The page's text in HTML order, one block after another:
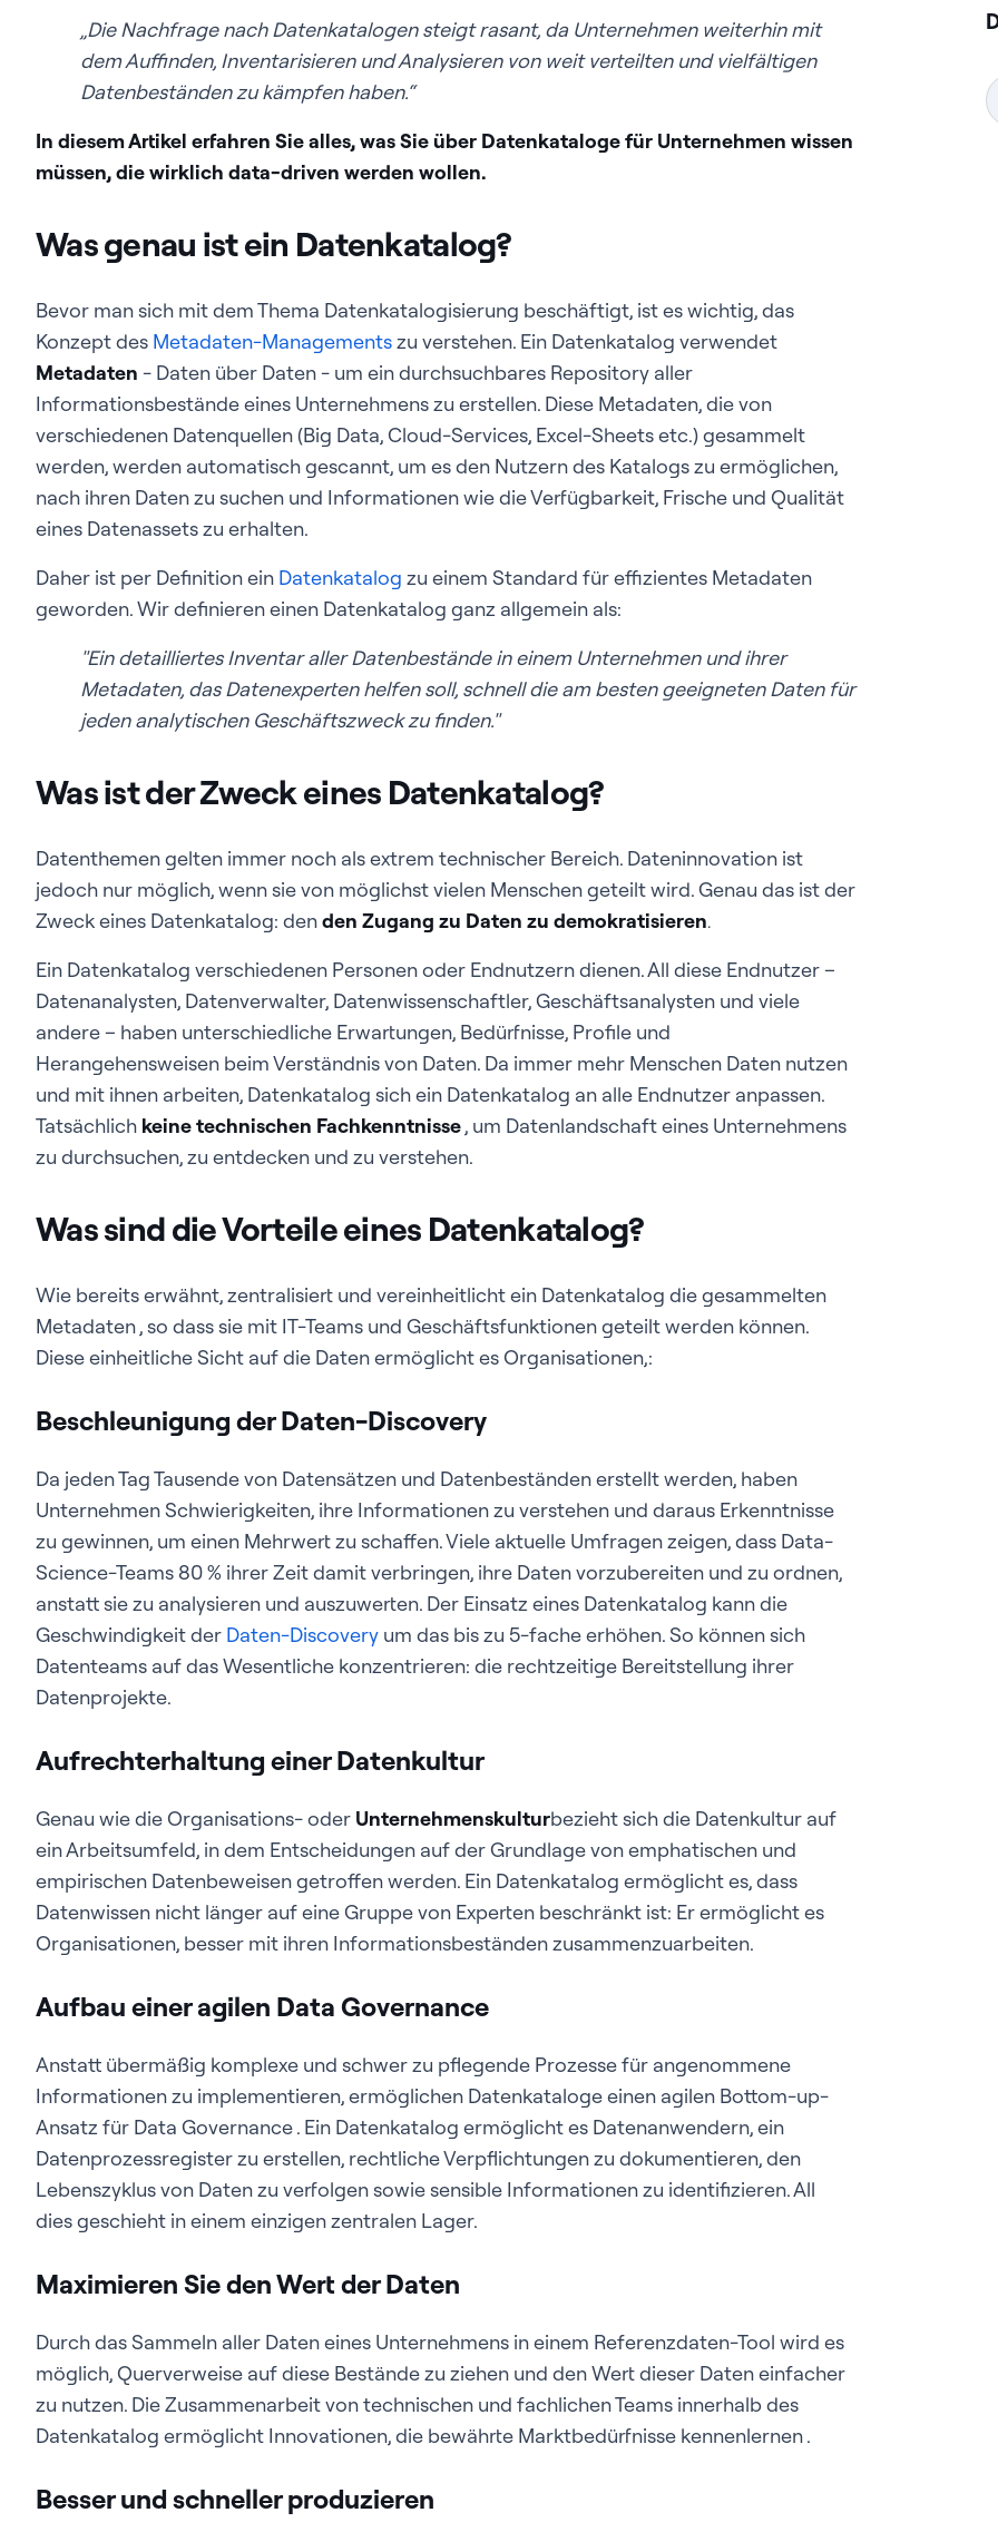
„Die Nachfrage nach Datenkatalogen steigt rasant, da Unternehmen weiterhin mit
dem Auffinden, Inventarisieren und Analysieren von weit verteilten und vielfältigen
Datenbeständen zu kämpfen haben.“
In diesem Artikel erfahren Sie alles, was Sie über Datenkataloge für Unternehmen wissen
müssen, die wirklich data-driven werden wollen.
Was genau ist ein Datenkatalog?
Bevor man sich mit dem Thema Datenkatalogisierung beschäftigt, ist es wichtig, das
Konzept des Metadaten-Managementszu verstehen. Ein Datenkatalog verwendet
Metadaten - Daten über Daten - um ein durchsuchbares Repository aller
Informationsbestände eines Unternehmens zu erstellen. Diese Metadaten, die von
verschiedenen Datenquellen (Big Data, Cloud-Services, Excel-Sheets etc.) gesammelt
werden, werden automatisch gescannt, um es den Nutzern des Katalogs zu ermöglichen,
nach ihren Daten zu suchen und Informationen wie die Verfügbarkeit, Frische und Qualität
eines Datenassets zu erhalten.
Daher ist per Definition ein Datenkatalog zu einem Standard für effizientes Metadaten
geworden. Wir definieren einen Datenkatalog ganz allgemein als:
"Ein detailliertes Inventar aller Datenbestände in einem Unternehmen und ihrer
Metadaten, das Datenexperten helfen soll, schnell die am besten geeigneten Daten für
jeden analytischen Geschäftszweck zu finden."
Was ist der Zweck eines Datenkatalog?
Datenthemen gelten immer noch als extrem technischer Bereich. Dateninnovation ist
jedoch nur möglich, wenn sie von möglichst vielen Menschen geteilt wird. Genau das ist der
Zweck eines Datenkatalog: denden Zugang zu Daten zu demokratisieren.
Ein Datenkatalog verschiedenen Personen oder Endnutzern dienen. All diese Endnutzer –
Datenanalysten, Datenverwalter, Datenwissenschaftler, Geschäftsanalysten und viele
andere – haben unterschiedliche Erwartungen, Bedürfnisse, Profile und
Herangehensweisen beim Verständnis von Daten. Da immer mehr Menschen Daten nutzen
und mit ihnen arbeiten, Datenkatalog sich ein Datenkatalog an alle Endnutzer anpassen.
Tatsächlich keine technischen Fachkenntnisse, um Datenlandschaft eines Unternehmens
zu durchsuchen, zu entdecken und zu verstehen.
Was sind die Vorteile eines Datenkatalog?
Wie bereits erwähnt, zentralisiert und vereinheitlicht ein Datenkatalog die gesammelten
Metadaten , so dass sie mit IT-Teams und Geschäftsfunktionen geteilt werden können.
Diese einheitliche Sicht auf die Daten ermöglicht es Organisationen,:
Beschleunigung der Daten-Discovery
Da jeden Tag Tausende von Datensätzen und Datenbeständen erstellt werden, haben
Unternehmen Schwierigkeiten, ihre Informationen zu verstehen und daraus Erkenntnisse
zu gewinnen, um einen Mehrwert zu schaffen. Viele aktuelle Umfragen zeigen, dass Data-
Science-Teams 80 % ihrer Zeit damit verbringen, ihre Daten vorzubereiten und zu ordnen,
anstatt sie zu analysieren und auszuwerten. Der Einsatz eines Datenkatalog kann die
Geschwindigkeit der Daten-Discovery um das bis zu 5-fache erhöhen. So können sich
Datenteams auf das Wesentliche konzentrieren: die rechtzeitige Bereitstellung ihrer
Datenprojekte.
Aufrechterhaltung einer Datenkultur
Genau wie die Organisations- oder Unternehmenskulturbezieht sich die Datenkultur auf
ein Arbeitsumfeld, in dem Entscheidungen auf der Grundlage von emphatischen und
empirischen Datenbeweisen getroffen werden. Ein Datenkatalog ermöglicht es, dass
Datenwissen nicht länger auf eine Gruppe von Experten beschränkt ist: Er ermöglicht es
Organisationen, besser mit ihren Informationsbeständen zusammenzuarbeiten.
Aufbau einer agilen Data Governance
Anstatt übermäßig komplexe und schwer zu pflegende Prozesse für angenommene
Informationen zu implementieren, ermöglichen Datenkataloge einen agilen Bottom-up-
Ansatz für Data Governance . Ein Datenkatalog ermöglicht es Datenanwendern, ein
Datenprozessregister zu erstellen, rechtliche Verpflichtungen zu dokumentieren, den
Lebenszyklus von Daten zu verfolgen sowie sensible Informationen zu identifizieren. All
dies geschieht in einem einzigen zentralen Lager.
Maximieren Sie den Wert der Daten
Durch das Sammeln aller Daten eines Unternehmens in einem Referenzdaten-Tool wird es
möglich, Querverweise auf diese Bestände zu ziehen und den Wert dieser Daten einfacher
zu nutzen. Die Zusammenarbeit von technischen und fachlichen Teams innerhalb des
Datenkatalog ermöglicht Innovationen, die bewährte Marktbedürfnisse kennenlernen .
Besser und schneller produzieren